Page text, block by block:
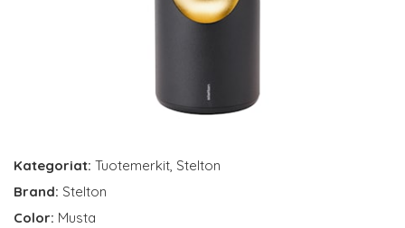
Kategoriat: Tuotemerkit, Stelton
Brand: Stelton
Color: Musta